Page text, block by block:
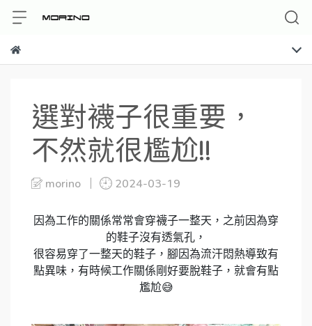
選對襪子很重要，
不然就很尷尬!!
morino 2024-03-19
因為工作的關係常常會穿襪子一整天，之前因為穿
的鞋子沒有透氣孔，
很容易穿了一整天的鞋子，腳因為流汗悶熱導致有
點異味，有時候工作關係剛好要脫鞋子，就會有點
尷尬😅